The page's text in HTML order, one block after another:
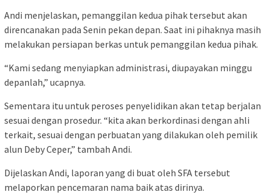
Andi menjelaskan, pemanggilan kedua pihak tersebut akan
direncanakan pada Senin pekan depan. Saat ini pihaknya masih
melakukan persiapan berkas untuk pemanggilan kedua pihak.
“Kami sedang menyiapkan administrasi, diupayakan minggu
depanlah,” ucapnya.
Sementara itu untuk peroses penyelidikan akan tetap berjalan
sesuai dengan prosedur. “kita akan berkordinasi dengan ahli
terkait, sesuai dengan perbuatan yang dilakukan oleh pemilik
alun Deby Ceper,” tambah Andi.
Dijelaskan Andi, laporan yang di buat oleh SFA tersebut
melaporkan pencemaran nama baik atas dirinya.